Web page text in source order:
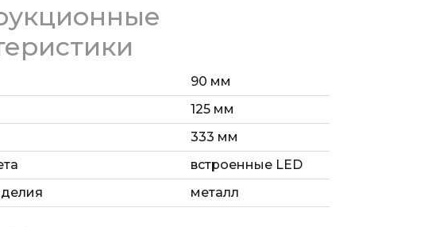
90 мм
125 мм
333 мм
встроенные LED
металл